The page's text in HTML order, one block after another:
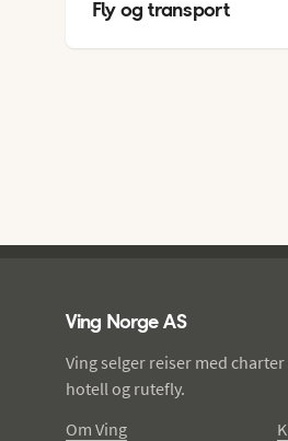
Fly og transport
Ving Norge AS
Ving selger reiser med
hotell og rutefly.
Om Ving